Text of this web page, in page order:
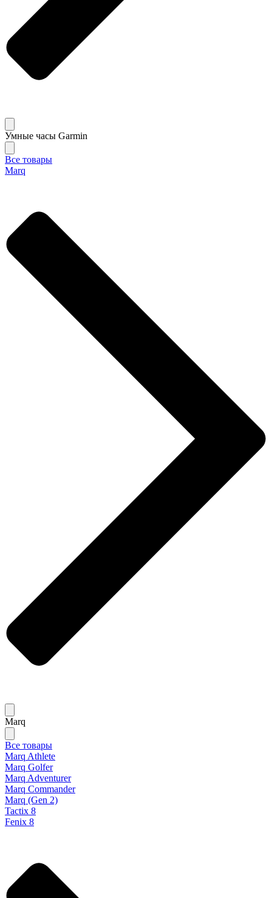
Умные часы Garmin
Все товары
Marq
Marq
Все товары
Marq Athlete
Marq Golfer
Marq Adventurer
Marq Commander
Marq (Gen 2)
Tactix 8
Fenix 8